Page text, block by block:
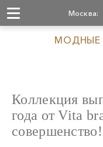
Москва:
МОДНЫЕ
Коллекция
года от Vita
совершенство!